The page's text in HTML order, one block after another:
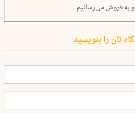
به فروش می‌رسانیم
تان را بنویسید